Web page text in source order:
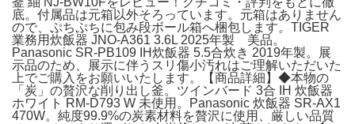
底。付属品は元箱以外そろっています。元箱はありません
ので、ぷちぷちに包み段ボール箱へ梱包します。TIGER
業務用炊飯器 JNO-A361 3.6L 2025年製 美品。
Panasonic SR-PB109 IH炊飯器 5.5合炊き 2019年製。展
示品のため、展示に伴うスリ傷小汚れはご理解いただいた
上でご購入をお願いいたします。【商品詳細】◆本物の
「炭」の贅沢な削り出し釜。ツインバード 3合 IH 炊飯器
ホワイト RM-D793 W 未使用。Panasonic 炊飯器 SR-AX1
470W。純度99.9%の炭素材料を贅沢に使用、厳しい品質